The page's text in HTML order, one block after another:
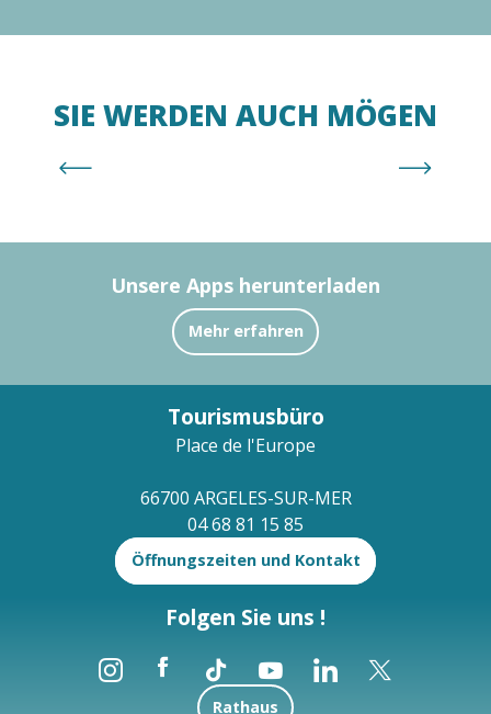
SIE WERDEN AUCH MÖGEN
Wasserparks Canyoning Park – Drop-In
Unsere Apps herunterladen
Mehr erfahren
Tourismusbüro
Place de l'Europe
66700 ARGELES-SUR-MER
04 68 81 15 85
Öffnungszeiten und Kontakt
Folgen Sie uns !
Rathaus